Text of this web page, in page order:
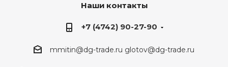
Наши контакты
+7 (4742) 90-27-90
mmitin@dg-trade.ru glotov@dg-trade.ru